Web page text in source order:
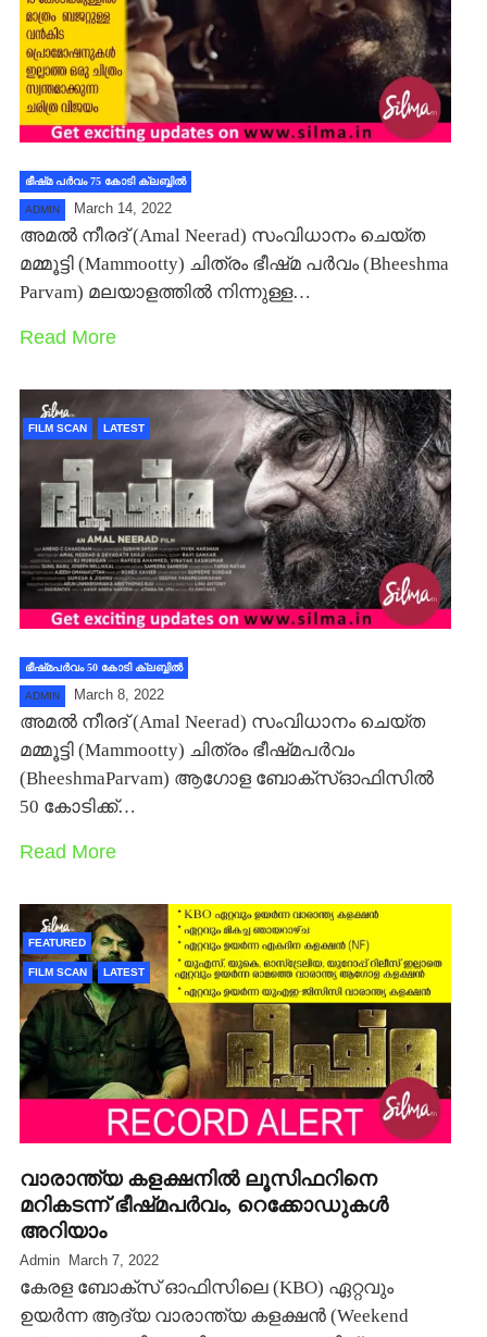
ഭീഷ്‍മ പര്‍വം 75 കോടി ക്ലബ്ബില്‍
ADMIN March 14, 2022
അമല്‍ നീരദ് (Amal Neerad) സംവിധാനം ചെയ്ത
മമ്മൂട്ടി (Mammootty) ചിത്രം ഭീഷ്‍മ പര്‍വം (Bheeshma
Parvam) മലയാളത്തില്‍ നിന്നുള്ള…
Read More
FILM SCAN LATEST
ഭീഷ്‍മപര്‍വം 50 കോടി ക്ലബ്ബില്‍
ADMIN March 8, 2022
അമല്‍ നീരദ് (Amal Neerad) സംവിധാനം ചെയ്ത
മമ്മൂട്ടി (Mammootty) ചിത്രം ഭീഷ്‍മപര്‍വം
(BheeshmaParvam) ആഗോള ബോക്സ്ഓഫിസില്‍
50 കോടിക്ക്…
Read More
FEATURED
FILM SCAN LATEST
വാരാന്ത്യ കളക്ഷനില്‍ ലൂസിഫറിനെ
മറികടന്ന് ഭീഷ്‍മപര്‍വം, റെക്കോഡുകള്‍
അറിയാം
Admin March 7, 2022
കേരള ബോക്സ് ഓഫിസിലെ (KBO) ഏറ്റവും
ഉയര്‍ന്ന ആദ്യ വാരാന്ത്യ കളക്ഷന്‍ (Weekend